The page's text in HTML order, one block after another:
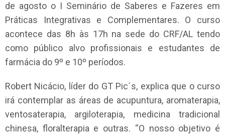
de agosto o I Seminário de Saberes e Fazeres em
Práticas Integrativas e Complementares. O curso
acontece das 8h às 17h na sede do CRF/AL tendo
como público alvo profissionais e estudantes de
farmácia do 9º e 10º períodos.
Robert Nicácio, líder do GT Pic´s, explica que o curso
irá contemplar as áreas de acupuntura, aromaterapia,
ventosaterapia, argiloterapia, medicina tradicional
chinesa, floralterapia e outras. “O nosso objetivo é